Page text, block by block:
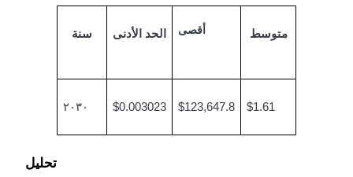
USDT Flexible Staking | Daily Rewards
77,777+3k Rewards
سنة الحد الأدنى أقصى متوسط
٢٠٣٠ $0.003023 $123,647.8 $1.61
تحليل